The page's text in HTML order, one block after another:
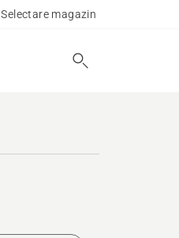
Selectare magazin